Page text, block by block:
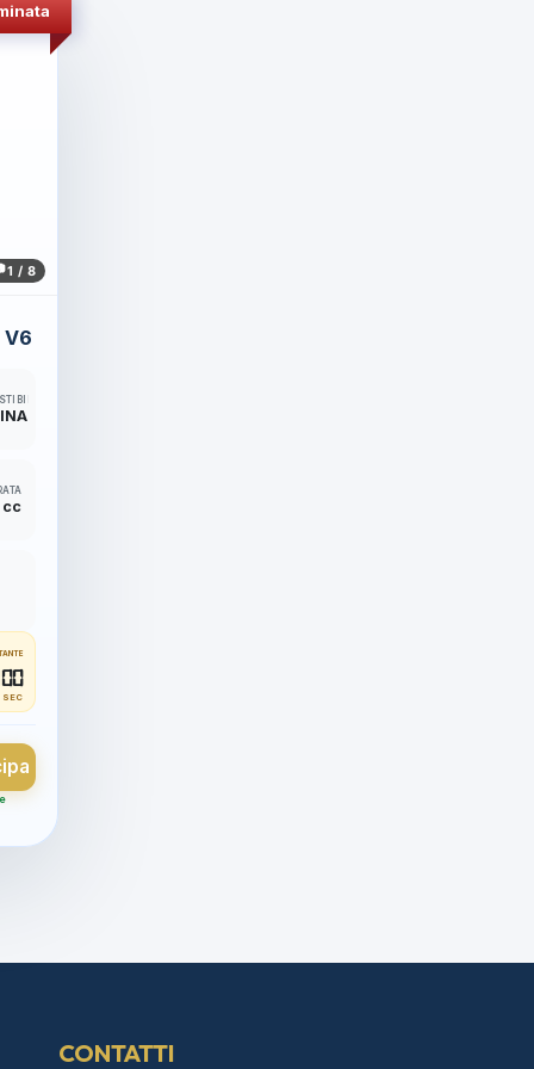
1 / 8
V6
cc
00
SEC
CONTATTI